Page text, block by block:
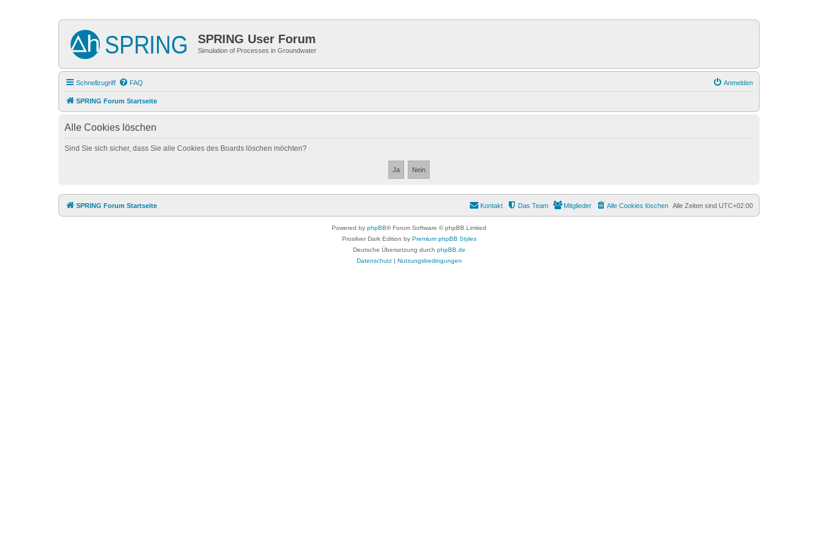
SPRING User Forum
Simulation of Processes in Groundwater
Schnellzugriff FAQ Anmelden
SPRING Forum Startseite
Alle Cookies löschen
Sind Sie sich sicher, dass Sie alle Cookies des Boards löschen möchten?
SPRING Forum Startseite Alle Zeiten sind UTC+02:00
Alle Cookies löschen
Mitglieder
Das Team
Kontakt
Powered by phpBB® Forum Software © phpBB Limited
Prosilver Dark Edition by Premium phpBB Styles
Deutsche Übersetzung durch phpBB.de
Datenschutz| Nutzungsbedingungen